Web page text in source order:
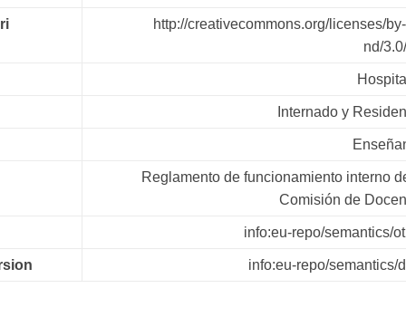
http://creativecommons.org/licenses/
nd/
Internado y
Reglamento de funcionamiento interno
Comisión de
info:eu-repo/semantics/
info:eu-repo/semantics/